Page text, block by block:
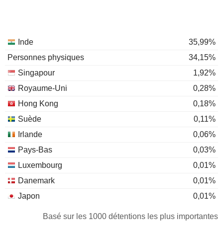
Inde
35,99%
Personnes physiques
34,15%
Singapour
1,92%
Royaume-Uni
0,28%
Hong Kong
0,18%
Suède
0,11%
Irlande
0,06%
Pays-Bas
0,03%
Luxembourg
0,01%
Danemark
0,01%
Japon
0,01%
Basé sur les 1000 détentions les plus importantes